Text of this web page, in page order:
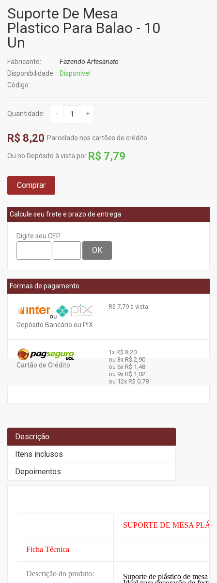
Suporte De Mesa
Plastico Para Balao - 10
Un
Fabricante:
Fazendo Artesanato
Disponibilidade:
Disponível
Código:
Quantidade: - +
R$ 8,20 Parcelado nos cartões de crédito
Ou no Depósito à vista por R$ 7,79
Comprar
Calcule seu frete e prazo de entrega
Digite seu CEP
OK
Formas de pagamento
Depósito Bancário ou PIX
R$ 7,79 à vista
Cartão de Crédito
1x R$ 8,20
ou 3x R$ 2,90
ou 6x R$ 1,48
ou 9x R$ 1,02
ou 12x R$ 0,78
Descrição
Itens inclusos
Depoimentos
SUPORTE DE MESA
Ficha Técnica
Descrição do produto: Suporte de plástico de mesa